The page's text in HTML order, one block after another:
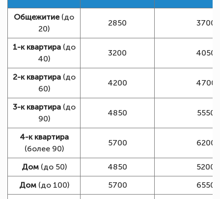
Общежитие(до
20)
2850 3700
1-к квартира(до
40)
3200 4050
2-к квартира(до
60)
4200 4700
3-к квартира(до
90)
4850 5550
4-к квартира
(более 90)
5700 6200
Дом(до 50) 4850
5200
Дом(до 100) 5700
6550